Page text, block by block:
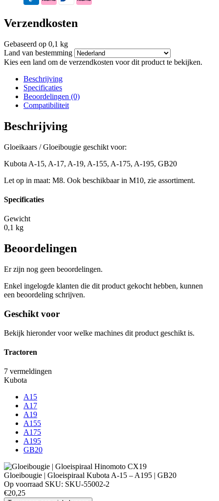
Verzendkosten
Gebaseerd op 0,1 kg
Land van bestemming
Kies een land om de verzendkosten voor dit product te bekijken.
Beschrijving
Specificaties
Beoordelingen (0)
Compatibiliteit
Beschrijving
Gloeikaars / Gloeibougie geschikt voor:
Kubota A-15, A-17, A-19, A-155, A-175, A-195, GB20
Let op in maat: M8. Ook beschikbaar in M10, zie assortiment.
Specificaties
Gewicht
0,1 kg
Beoordelingen
Er zijn nog geen beoordelingen.
Enkel ingelogde klanten die dit product gekocht hebben, kunnen
een beoordeling schrijven.
Geschikt voor
Bekijk hieronder voor welke machines dit product geschikt is.
Tractoren
7 vermeldingen
Kubota
A15
A17
A19
A155
A175
A195
GB20
Gloeibougie | Gloeispiraal Kubota A-15 – A195 | GB20
Op voorraad SKU: SKU-55002-2
€20,25